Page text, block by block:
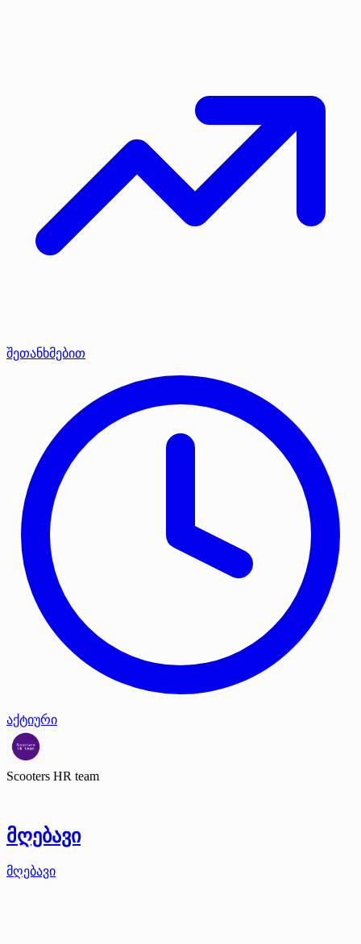
შეთანხმებით
აქტიური
Scooters HR team
მღებავი
მღებავი